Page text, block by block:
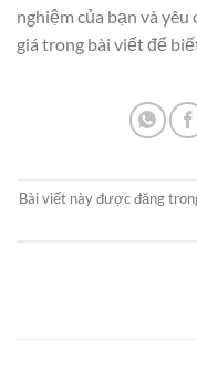
nghiệm của bạn và yêu
giá trong bài viết để
Bài viết này được đăng